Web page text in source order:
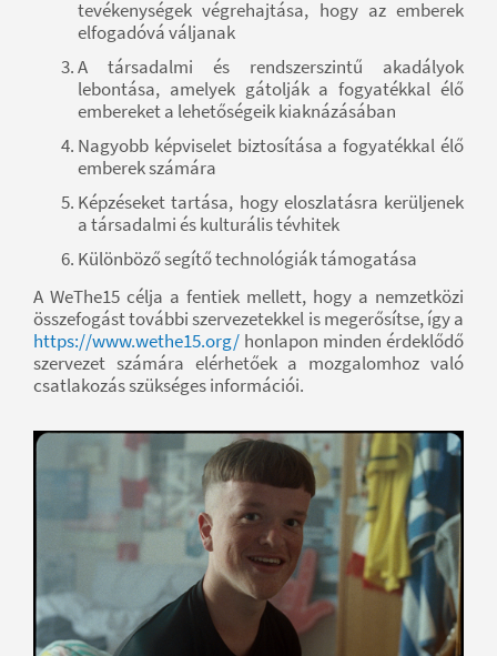
tevékenységek végrehajtása, hogy az emberek
elfogadóvá váljanak
A társadalmi és rendszerszintű akadályok
lebontása, amelyek gátolják a fogyatékkal élő
embereket a lehetőségeik kiaknázásában
Nagyobb képviselet biztosítása a fogyatékkal élő
emberek számára
Képzéseket tartása, hogy eloszlatásra kerüljenek
a társadalmi és kulturális tévhitek
Különböző segítő technológiák támogatása
A WeThe15 célja a fentiek mellett, hogy a nemzetközi
összefogást további szervezetekkel is megerősítse, így a
https://www.wethe15.org/ honlapon minden érdeklődő
szervezet számára elérhetőek a mozgalomhoz való
csatlakozás szükséges információi.